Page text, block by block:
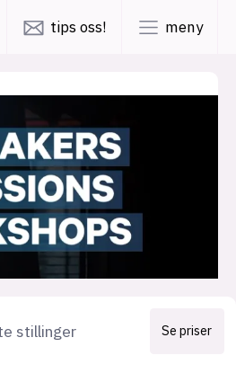
tips oss! meny
modus
modus
klubben
stillinger Se priser